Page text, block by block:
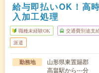
給与即払いOK！高
入加工処理
職種未経験OK 交通費別途支
派遣
勤務地
山形県東置賜郡
高畠駅から---分